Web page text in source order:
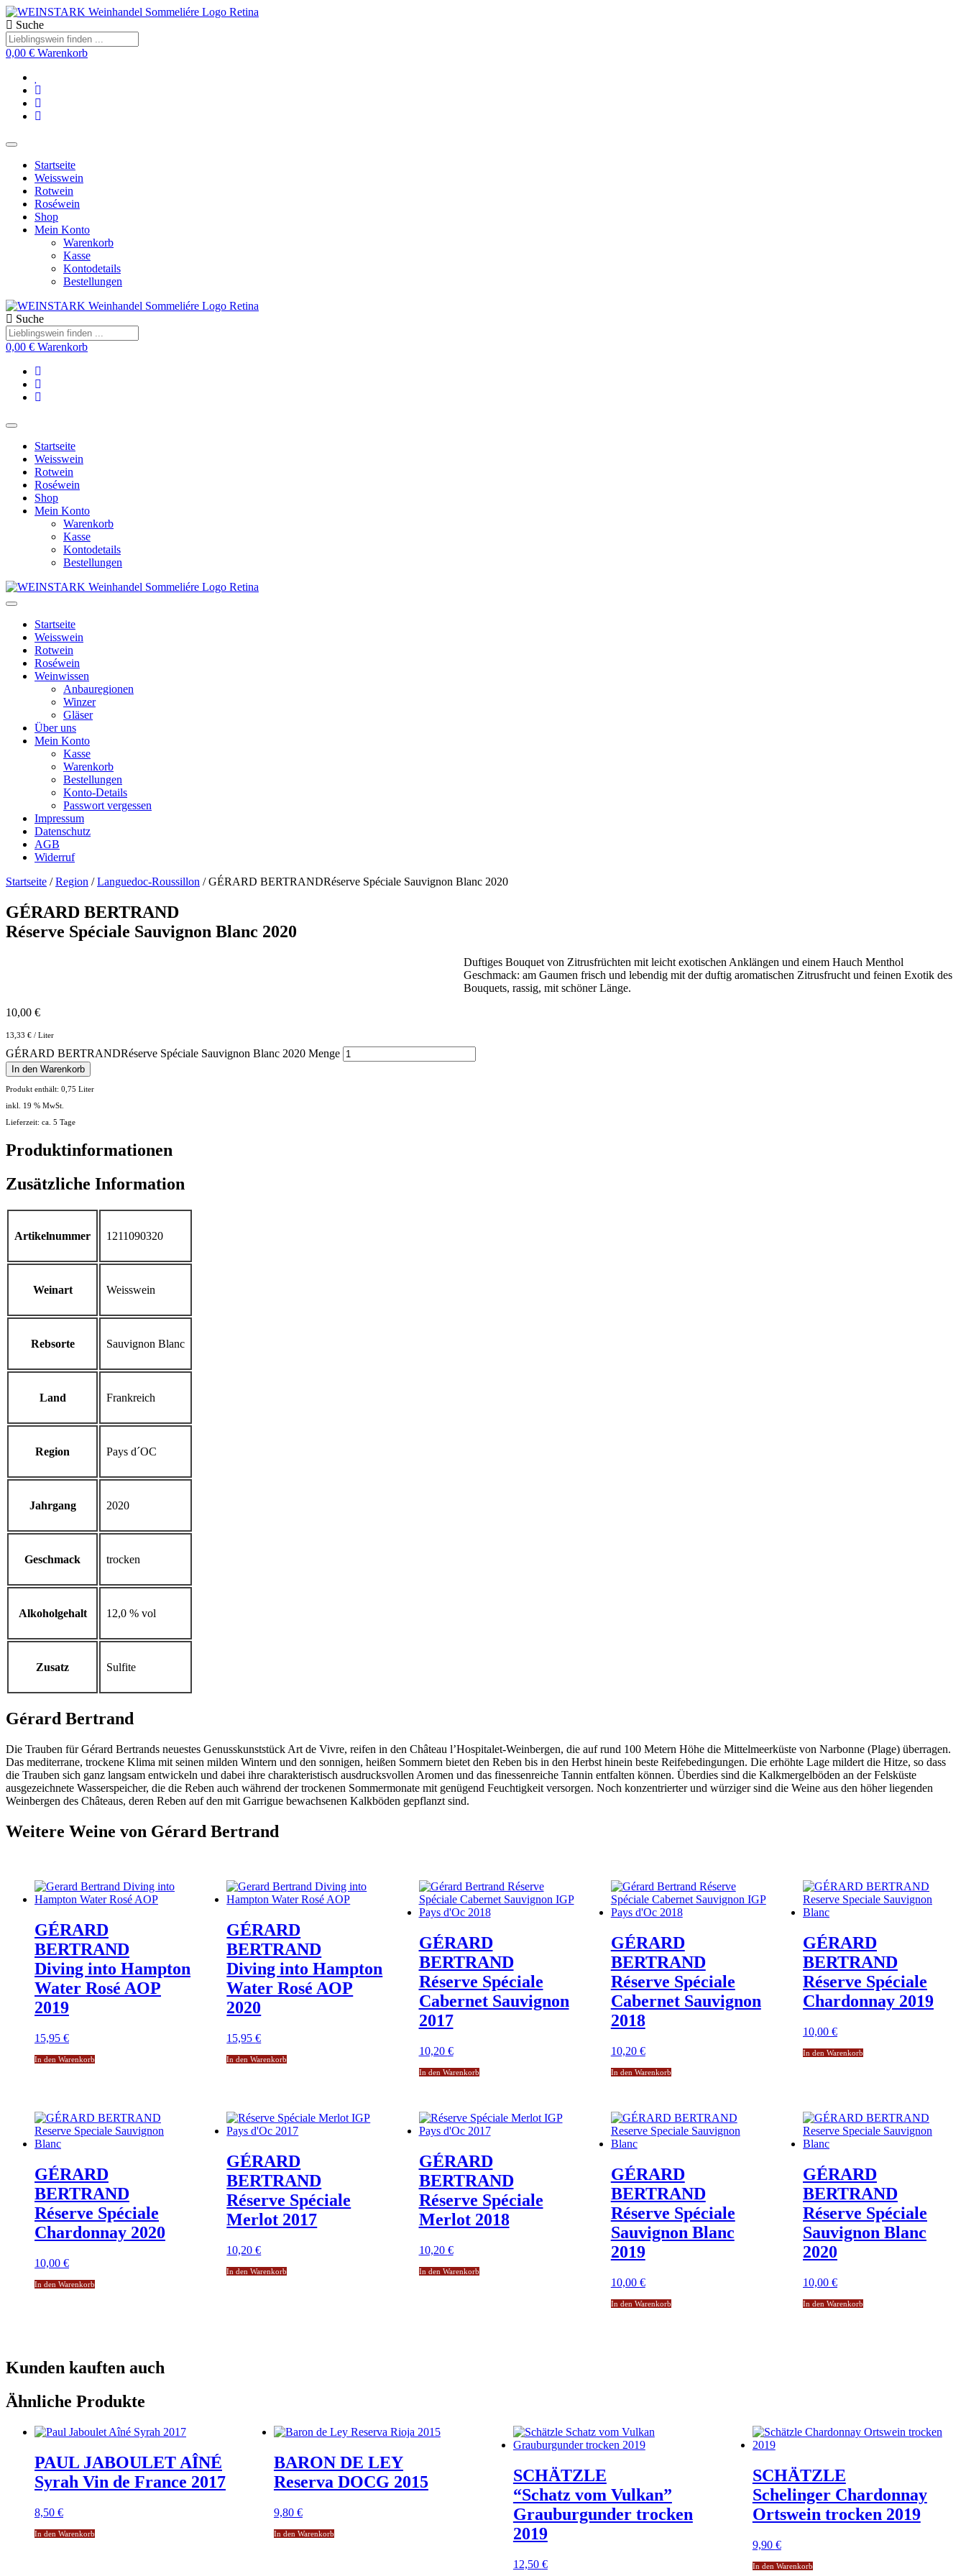
Suche
0,00 € Warenkorb
Startseite
Weisswein
Rotwein
Roséwein
Shop
Mein Konto
Warenkorb
Kasse
Kontodetails
Bestellungen
Suche
0,00 € Warenkorb
Startseite
Weisswein
Rotwein
Roséwein
Shop
Mein Konto
Warenkorb
Kasse
Kontodetails
Bestellungen
Startseite
Weisswein
Rotwein
Roséwein
Weinwissen
Anbauregionen
Winzer
Gläser
Über uns
Mein Konto
Kasse
Warenkorb
Bestellungen
Konto-Details
Passwort vergessen
Impressum
Datenschutz
AGB
Widerruf
Startseite /Region /Languedoc-Roussillon / GÉRARD BERTRANDRéserve Spéciale Sauvignon Blanc 2020
GÉRARD BERTRAND
Réserve Spéciale Sauvignon Blanc 2020
Duftiges Bouquet von Zitrusfrüchten mit leicht exotischen Anklängen und einem Hauch Menthol
Geschmack: am Gaumen frisch und lebendig mit der duftig aromatischen Zitrusfrucht und feinen Exotik des
Bouquets, rassig, mit schöner Länge.
10,00 €
13,33 € / Liter
GÉRARD BERTRANDRéserve Spéciale Sauvignon Blanc 2020 Menge
In den Warenkorb
Produkt enthält: 0,75 Liter
inkl. 19 % MwSt.
Lieferzeit: ca. 5 Tage
Produktinformationen
Zusätzliche Information
Artikelnummer 1211090320
Weinart Weisswein
Rebsorte Sauvignon Blanc
Land Frankreich
Region Pays d´OC
Jahrgang 2020
Geschmack trocken
Alkoholgehalt 12,0 % vol
Zusatz Sulfite
Gérard Bertrand
Die Trauben für Gérard Bertrands neuestes Genusskunststück Art de Vivre, reifen in den Château l’Hospitalet-Weinbergen, die auf rund 100 Metern Höhe die Mittelmeerküste von Narbonne (Plage) überragen.
Das mediterrane, trockene Klima mit seinen milden Wintern und den sonnigen, heißen Sommern bietet den Reben bis in den Herbst hinein beste Reifebedingungen. Die erhöhte Lage mildert die Hitze, so dass
die Trauben sich ganz langsam entwickeln und dabei ihre charakteristisch ausdrucksvollen Aromen und das finessenreiche Tannin entfalten können. Überdies sind die Kalkmergelböden an der Felsküste
ausgezeichnete Wasserspeicher, die die Reben auch während der trockenen Sommermonate mit genügend Feuchtigkeit versorgen. Noch konzentrierter und würziger sind die Weine aus den höher liegenden
Weinbergen des Châteaus, deren Reben auf den mit Garrigue bewachsenen Kalkböden gepflanzt sind.
Weitere Weine von Gérard Bertrand
GÉRARD
BERTRAND
Diving into Hampton
Water Rosé AOP
2019
15,95 €
In den Warenkorb
GÉRARD
BERTRAND
Diving into Hampton
Water Rosé AOP
2020
15,95€
In den Warenkorb
GÉRARD
BERTRAND
Réserve Spéciale
Cabernet Sauvignon
2017
10,20 €
In den Warenkorb
GÉRARD
BERTRAND
Réserve Spéciale
Cabernet Sauvignon
2018
10,20 €
In den Warenkorb
GÉRARD
BERTRAND
Réserve Spéciale
Chardonnay 2019
10,00 €
In den Warenkorb
GÉRARD
BERTRAND
Réserve Spéciale
Chardonnay 2020
10,00 €
In den Warenkorb
GÉRARD
BERTRAND
Réserve Spéciale
Merlot 2017
10,20€
In den Warenkorb
GÉRARD
BERTRAND
Réserve Spéciale
Merlot 2018
10,20 €
In den Warenkorb
GÉRARD
BERTRAND
Réserve Spéciale
Sauvignon Blanc
2019
10,00 €
In den Warenkorb
GÉRARD
BERTRAND
Réserve Spéciale
Sauvignon Blanc
2020
10,00 €
In den Warenkorb
Kunden kauften auch
Ähnliche Produkte
PAUL JABOULET AÎNÉ
Syrah Vin de France 2017
8,50 €
In den Warenkorb
BARON DE LEY
Reserva DOCG 2015
9,80 €
In den Warenkorb
SCHÄTZLE
“Schatz vom Vulkan”
Grauburgunder trocken
2019
12,50 €
SCHÄTZLE
Schelinger Chardonnay
Ortswein trocken 2019
9,90 €
In den Warenkorb